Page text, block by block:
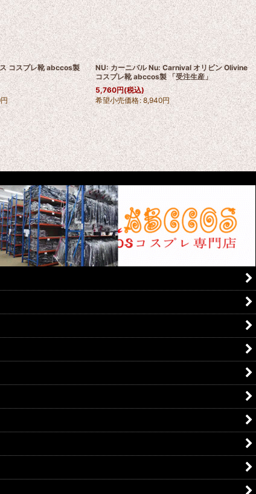
コスプレ靴 abccos製
円
NU: カーニバル Nu: Carnival オリビン Olivine
コスプレ靴 abccos製 「受注生産」
5,760円(税込)
希望小売価格: 8,940円